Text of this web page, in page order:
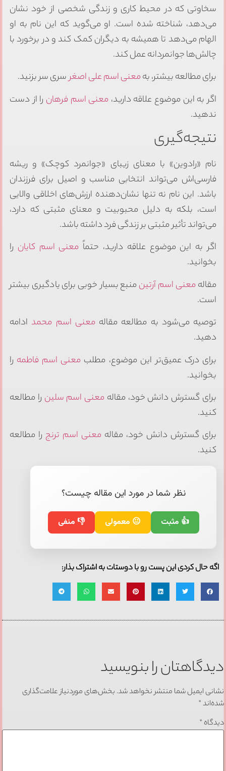
سخاوتی که در محیط کاری و زندگی شخصی از خود نشان
می‌دهد، شناخته شده است. او می‌گوید که این نام به او
الهام می‌دهد تا همیشه به دیگران کمک کند و در برخورد با
چالش‌ها جوانمردانه عمل کند.
برای مطالعه بیشتر، بهمعنی اسم علی اصغرسری سر بزنید.
اگر به این موضوع علاقه دارید، معنی اسم فرهانرا از دست
ندهید.
نتیجه‌گیری
نام «رادوین» با معنای زیبای «جوانمرد کوچک» و ریشه
فارسی‌اش می‌تواند انتخابی مناسب و اصیل برای فرزندان
باشد. این نام نه تنها نشان‌دهنده ارزش‌های اخلاقی والایی
است، بلکه به دلیل محبوبیت و معنای مثبتی که دارد،
می‌تواند تأثیر مثبتی بر زندگی فرد داشته باشد.
اگر به این موضوع علاقه دارید، حتماً معنی اسم کایانرا
بخوانید.
مقالهمعنی اسم آرتینمنبع بسیار خوبی برای یادگیری بیشتر
است.
توصیه می‌شود به مطالعه مقاله معنی اسم محمدادامه
دهید.
برای درک عمیق‌تر این موضوع، مطلب معنی اسم فاطمهرا
بخوانید.
برای گسترش دانش خود، مقاله معنی اسم سلینرا مطالعه
کنید.
برای گسترش دانش خود، مقاله معنی اسم ترنجرا مطالعه
کنید.
نظر شما در مورد این مقاله چیست؟
👍 مثبت 😐 معمولی 👎 منفی
اگه حال کردی این پست رو با دوستات به اشتراک بذار:
دیدگاهتان را بنویسید
نشانی ایمیل شما منتشر نخواهد شد. بخش‌های موردنیاز علامت‌گذاری
شده‌اند*
دیدگاه *